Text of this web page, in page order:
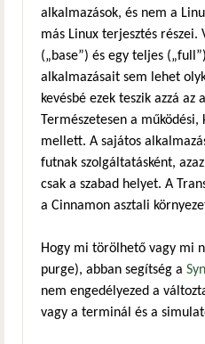
alkalmazások, és nem a
más Linux terjesztés részei.
(„base”) és egy teljes
alkalmazásait sem lehet
kevésbé ezek teszik azzá
Természetesen a működési,
mellett. A sajátos
futnak szolgáltatásként,
csak a szabad helyet. A
a Cinnamon asztali
Hogy mi törölhető vagy mi
purge), abban segítség a
nem engedélyezed a
vagy a terminál és a